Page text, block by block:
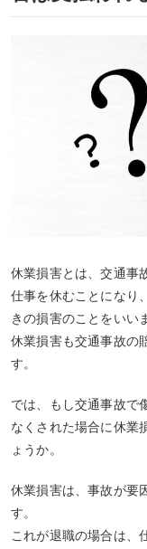
休業損害とは、交通事
仕事を休むことになり
きの損害のことをいい
休業損害も交通事故の
す。
では、もし交通事故で
なくされた場合に休業
ょうか。
休業損害は、事故が要
す。
これが退職の場合は、